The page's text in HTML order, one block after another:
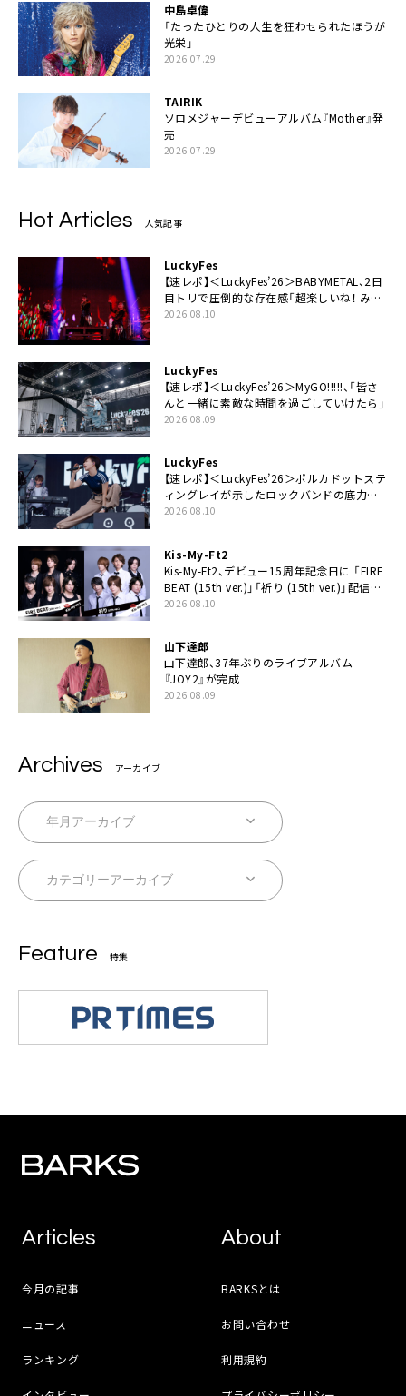
中島卓偉
「たったひとりの人生を狂わせられたほうが
光栄」
2026.07.29
TAIRIK
ソロメジャーデビューアルバム『Mother』発
売
2026.07.29
Hot Articles 人気記事
LuckyFes
【速レポ】＜LuckyFes’26＞BABYMETAL、2日
目トリで圧倒的な存在感「超楽しいね！ みん
なありがとう！」
2026.08.10
LuckyFes
【速レポ】＜LuckyFes’26＞MyGO!!!!!、「皆さ
んと一緒に素敵な時間を過ごしていけたら」
2026.08.09
LuckyFes
【速レポ】＜LuckyFes’26＞ポルカドットステ
ィングレイが示したロックバンドの底力
「LuckyFesのマスコットキャラクターである
2026.08.10
Kis-My-Ft2
Kis-My-Ft2、デビュー15周年記念日に 「FIRE
BEAT (15th ver.)」「祈り (15th ver.)」配信ス
タート
2026.08.10
山下達郎
山下達郎、37年ぶりのライブアルバム
『JOY2』が完成
2026.08.09
Archives アーカイブ
Feature 特集
Articles
今月の記事
ニュース
ランキング
About
BARKSとは
お問い合わせ
利用規約